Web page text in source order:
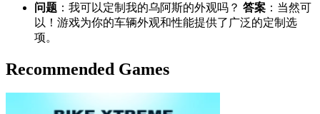
问题 ：我可以定制我的乌阿斯的外观吗？ 答案 ：当然可
以！游戏为你的车辆外观和性能提供了广泛的定制选
项。
Recommended Games